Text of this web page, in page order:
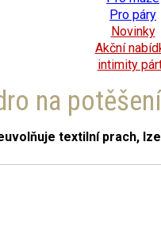
Pro páry
Novinky
Akční
intimity
na
textilní prach,